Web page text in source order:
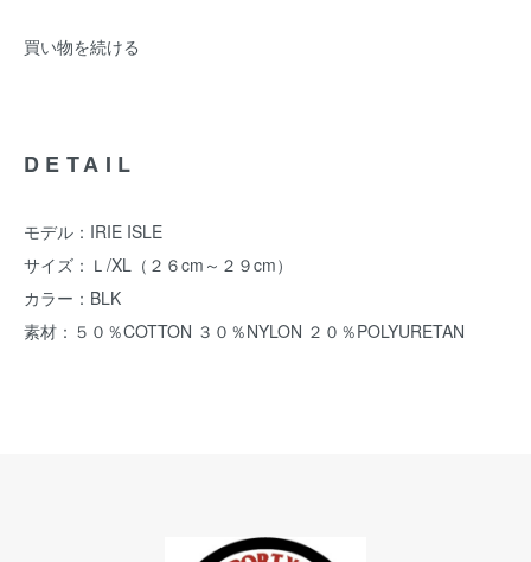
買い物を続ける
DETAIL
モデル：IRIE ISLE
サイズ：Ｌ/XL（２６cm～２９cm）
カラー：BLK
素材：５０％COTTON ３０％NYLON ２０％POLYURETAN